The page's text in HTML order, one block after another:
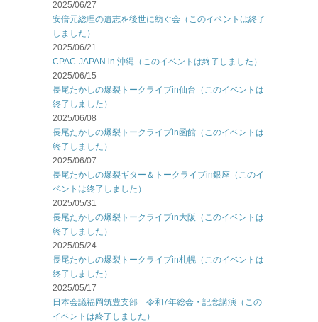
2025/06/27
安倍元総理の遺志を後世に紡ぐ会（このイベントは終了
しました）
2025/06/21
CPAC-JAPAN in 沖縄（このイベントは終了しました）
2025/06/15
長尾たかしの爆裂トークライブin仙台（このイベントは
終了しました）
2025/06/08
長尾たかしの爆裂トークライブin函館（このイベントは
終了しました）
2025/06/07
長尾たかしの爆裂ギター＆トークライブin銀座（このイ
ベントは終了しました）
2025/05/31
長尾たかしの爆裂トークライブin大阪（このイベントは
終了しました）
2025/05/24
長尾たかしの爆裂トークライブin札幌（このイベントは
終了しました）
2025/05/17
日本会議福岡筑豊支部 令和7年総会・記念講演（この
イベントは終了しました）